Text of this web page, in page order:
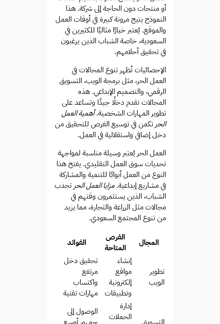
أو منتجات دون الحاجة إلى شركة. هذا
النموذج يتيح مرونة كبيرة في أوقات العمل
والموقع. يُعتبر خيارًا مثاليًا للكثيرين في
السعودية، خاصة الشباب الذين يرغبون
في تحقيق أحلامهم.
الإحصائيات تُظهر تنوع المجالات في
العمل الحر، مثل برمجة الويب، التسويق
الرقمي، والتصميم الإبداعي. هذه
المجالات تقدم دخلًا جيدًا وتساعد على
تطوير المهارات الشخصية.أهمية العمل
الحر تكمن في توسيع الفرص للتحقيق من
دخل إضافي واستقلالية في العمل.
العمل الحر يُعتبر وسيلة مناسبة لمواجهة
تحديات سوق العمل التقليدي. يفتح هذا
النوع من العمل أبوابًا للتنمية والمشاركة
في مشاريع إبداعية.مزايا العمل الحر تجذب
الشباب، الذين يستثمرون وقتهم في
مجالات مثل الزراعة والتجارة، مما يزيد
من تنوع المجتمع السعودي.
المجال
الفرص
المتاحة
الفوائد
تطوير
الويب
إنشاء
مواقع
إلكترونية
وتطبيقات
تحقيق دخل
مرتفع
واكتساب
مهارات تقنية
إدارة
الحملات
الوصول إلى